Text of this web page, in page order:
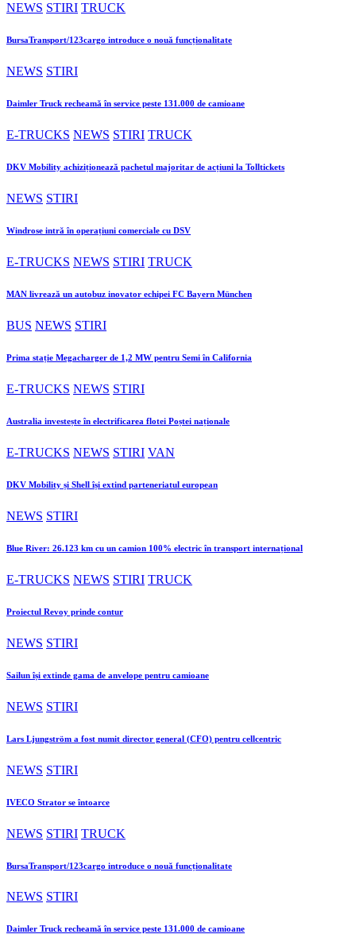
NEWS STIRI TRUCK
BursaTransport/123cargo introduce o nouă funcționalitate
NEWS STIRI
Daimler Truck recheamă în service peste 131.000 de camioane
E-TRUCKS NEWS STIRI TRUCK
DKV Mobility achiziționează pachetul majoritar de acțiuni la Tolltickets
NEWS STIRI
Windrose intră în operațiuni comerciale cu DSV
E-TRUCKS NEWS STIRI TRUCK
MAN livrează un autobuz inovator echipei FC Bayern München
BUS NEWS STIRI
Prima stație Megacharger de 1,2 MW pentru Semi în California
E-TRUCKS NEWS STIRI
Australia investește în electrificarea flotei Poștei naționale
E-TRUCKS NEWS STIRI VAN
DKV Mobility și Shell își extind parteneriatul european
NEWS STIRI
Blue River: 26.123 km cu un camion 100% electric în transport internațional
E-TRUCKS NEWS STIRI TRUCK
Proiectul Revoy prinde contur
NEWS STIRI
Sailun își extinde gama de anvelope pentru camioane
NEWS STIRI
Lars Ljungström a fost numit director general (CFO) pentru cellcentric
NEWS STIRI
IVECO Strator se întoarce
NEWS STIRI TRUCK
BursaTransport/123cargo introduce o nouă funcționalitate
NEWS STIRI
Daimler Truck recheamă în service peste 131.000 de camioane